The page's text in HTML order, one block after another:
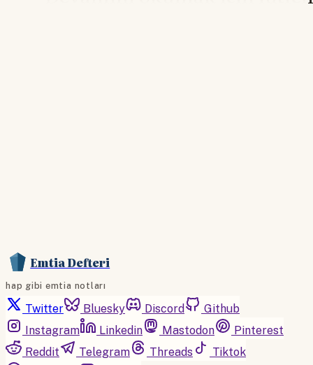
Emtia Defteri
hap gibi emtia notları
Twitter Bluesky Discord
Github
Instagram
Linkedin Mastodon
Pinterest
Reddit
Telegram Threads
Tiktok